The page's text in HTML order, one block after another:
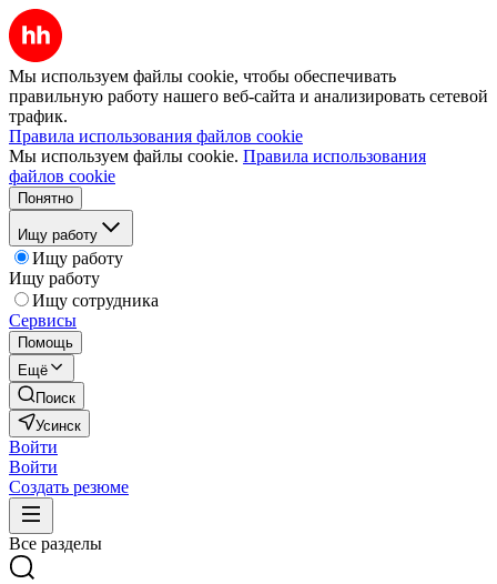
Мы используем файлы cookie, чтобы обеспечивать
правильную работу нашего веб-сайта и анализировать сетевой
трафик.
Правила использования файлов cookie
Мы используем файлы cookie. Правила использования
файлов cookie
Понятно
Ищу работу
Ищу работу
Ищу работу
Ищу сотрудника
Сервисы
Помощь
Ещё
Поиск
Усинск
Войти
Войти
Создать резюме
Все разделы